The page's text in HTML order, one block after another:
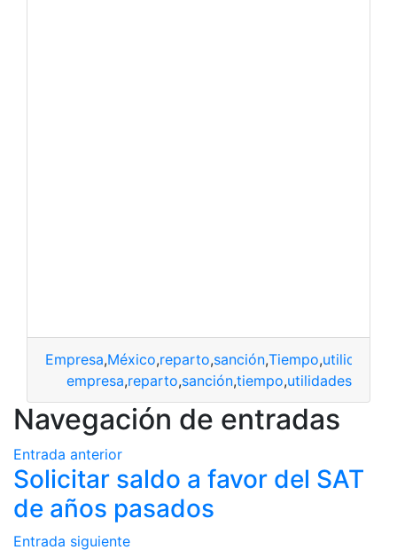
Empresa,México,reparto,sanción,Tiempo,utilidades
empresa,reparto,sanción,tiempo,utilidades
Navegación de entradas
Entrada anterior
Solicitar saldo a favor del SAT
de años pasados
Entrada siguiente